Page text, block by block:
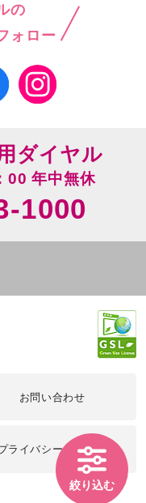
の
ォロー
絞り込む
ダイヤル
00 年中無休
1000
お問い合わせ
ライバシーポリシー